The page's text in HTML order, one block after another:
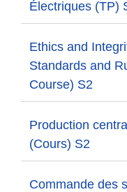
Électriques (TP)
Ethics and
Standards and
Course) S2
Production
(Cours) S2
Commande des